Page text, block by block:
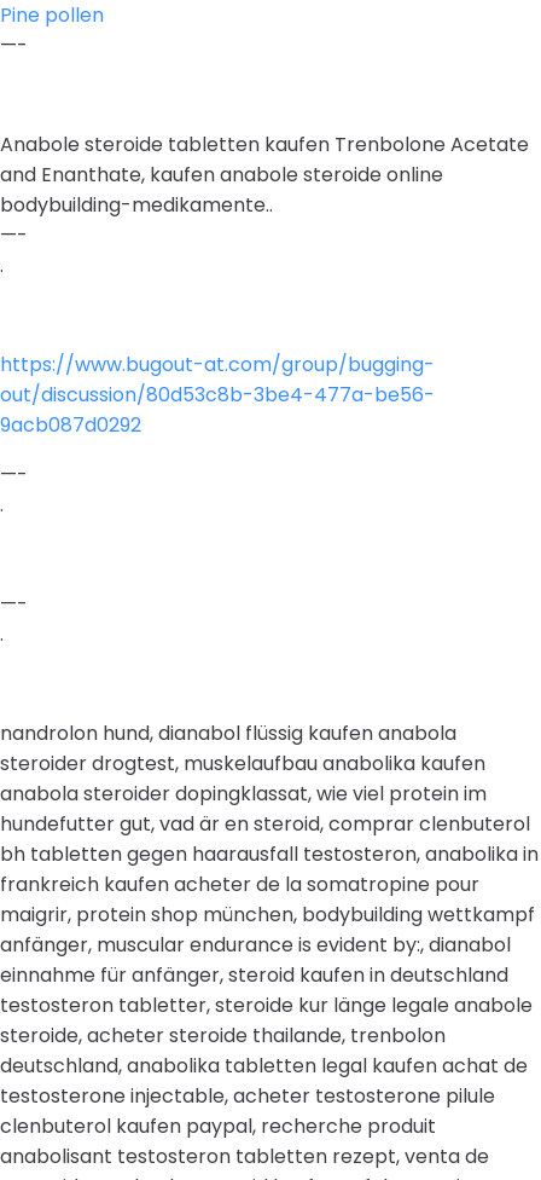
Pine pollen
—-
Anabole steroide tabletten kaufen Trenbolone Acetate
and Enanthate, kaufen anabole steroide online
bodybuilding-medikamente..
—-
.
https://www.bugout-at.com/group/bugging-
out/discussion/80d53c8b-3be4-477a-be56-
9acb087d0292
—-
.
—-
.
nandrolon hund, dianabol flüssig kaufen anabola
steroider drogtest, muskelaufbau anabolika kaufen
anabola steroider dopingklassat, wie viel protein im
hundefutter gut, vad är en steroid, comprar clenbuterol
bh tabletten gegen haarausfall testosteron, anabolika in
frankreich kaufen acheter de la somatropine pour
maigrir, protein shop münchen, bodybuilding wettkampf
anfänger, muscular endurance is evident by:, dianabol
einnahme für anfänger, steroid kaufen in deutschland
testosteron tabletter, steroide kur länge legale anabole
steroide, acheter steroide thailande, trenbolon
deutschland, anabolika tabletten legal kaufen achat de
testosterone injectable, acheter testosterone pilule
clenbuterol kaufen paypal, recherche produit
anabolisant testosteron tabletten rezept, venta de